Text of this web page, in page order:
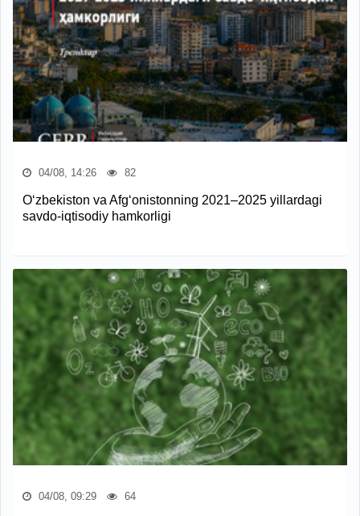
04/08, 14:26 82
O‘zbekiston va Afg‘onistonning 2021–2025 yillardagi
savdo-iqtisodiy hamkorligi
04/08, 09:29 64